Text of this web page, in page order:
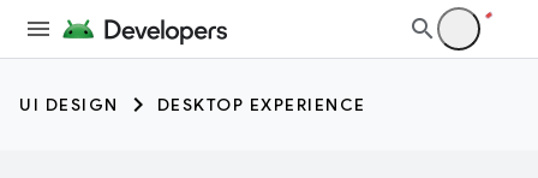
UI DESIGN DESKTOP EXPERIENCE